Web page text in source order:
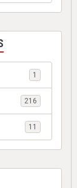
1
216
11